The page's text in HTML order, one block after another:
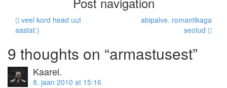
veel kord head uut
aastat:)
abipalve. romantikaga
seotud
9 thoughts on “armastusest”
Kaarel.
8. jaan 2010 at 15:16